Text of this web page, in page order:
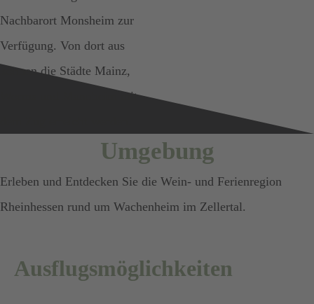
Nachbarort Monsheim zur
Verfügung. Von dort aus
können die Städte Mainz,
Worms und Mannheim mit
Umgebung
Erleben und Entdecken Sie die Wein- und Ferienregion
Rheinhessen rund um Wachenheim im Zellertal.
Ausflugsmöglichkeiten